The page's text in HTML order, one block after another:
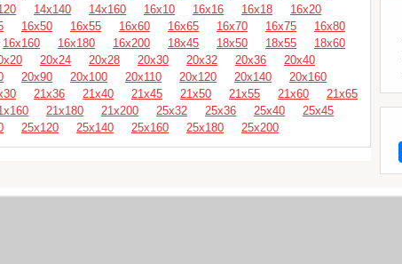
14х140 14х160 16х10 16х16 16х18
16х20
16х50 16х55 16х60 16х65 16х70 16х75
16х80
16х160 16х180 16х200 18х45 18х50 18х55
18х60
20х24 20х28 20х30 20х32 20х36
20х40
20х90 20х100 20х110 20х120 20х140
20х160
21х36 21х40 21х45 21х50 21х55 21х60
21х65
21х180 21х200 25х32 25х36 25х40
25х45
25х120 25х140 25х160 25х180 25х200